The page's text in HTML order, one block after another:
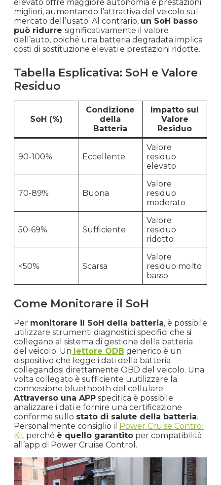
elevato offre maggiore autonomia e prestazioni
migliori, aumentando l’attrattiva del veicolo sul
mercato dell’usato. Al contrario, un SoH basso
può ridurre significativamente il valore
dell’auto, poiché una batteria degradata implica
costi di sostituzione elevati e prestazioni ridotte.
Tabella Esplicativa: SoH e Valore
Residuo
SoH (%)
Condizione
della
Batteria
Impatto sul
Valore
Residuo
90-100% Eccellente
Valore
residuo
elevato
70-89% Buona
Valore
residuo
moderato
50-69% Sufficiente
Valore
residuo
ridotto
<50% Scarsa
Valore
residuo molto
basso
Come Monitorare il SoH
Per monitorare il SoH della batteria, è possibile
utilizzare strumenti diagnostici specifici che si
collegano al sistema di gestione della batteria
del veicolo. Un lettore ODB generico è un
dispositivo che legge i dati della batteria
collegandosi direttamente OBD del veicolo. Una
volta collegato è sufficiente uutilizzare la
connessione bluethooth del cellulare.
Attraverso una APP specifica è possibile
analizzare i dati e fornire una certificazione
conforme sullo stato di salute della batteria.
Personalmente consiglio il Power Cruise Control
Kit perché è quello garantito per compatibilità
all’app di Power Cruise Control.